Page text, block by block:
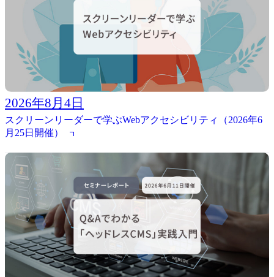
2026年8月4日
スクリーンリーダーで学ぶWebアクセシビリティ（2026年6
月25日開催）